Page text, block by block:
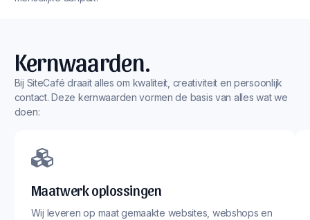
Kernwaarden.
Bij SiteCafé draait alles om kwaliteit, creativiteit en persoonlijk
contact. Deze kernwaarden vormen de basis van alles wat we
doen:
Maatwerk oplossingen
Wij leveren op maat gemaakte websites, webshops en